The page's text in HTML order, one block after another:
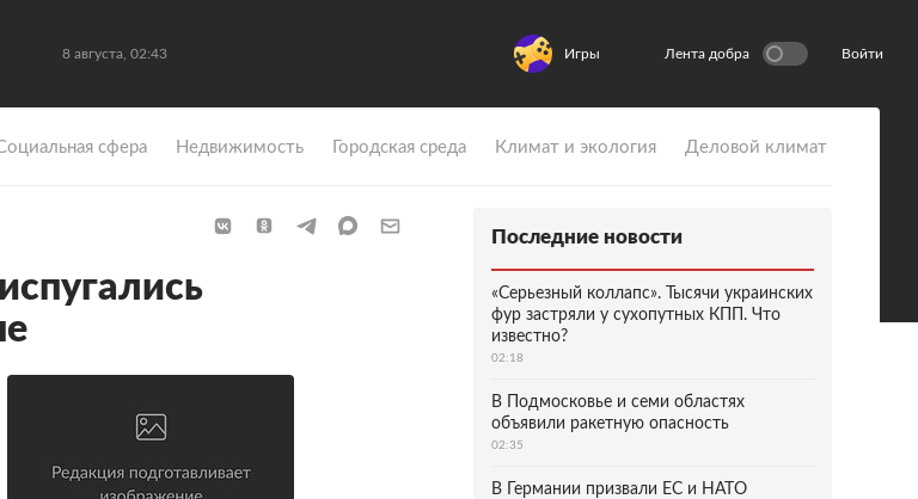
8 августа, 02:43 Игры Лента добра Войти
сфера Недвижимость Городская среда Климат и экология Деловой климат
Последние новости
«Серьезный коллапс». Тысячи украинских
фур застряли у сухопутных КПП. Что
известно?
02:18
В Подмосковье и семи областях
объявили ракетную опасность
02:35
В Германии призвали ЕС и НАТО